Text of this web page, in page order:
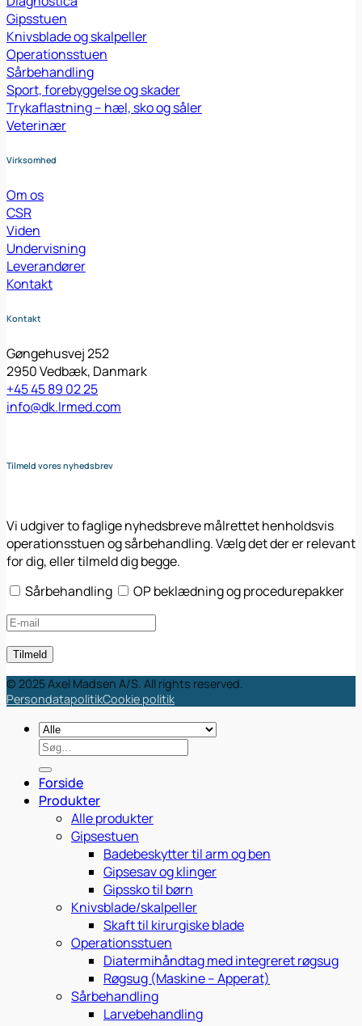
Gipsstuen
Knivsblade og skalpeller
Operationsstuen
Sårbehandling
Sport, forebyggelse og skader
Trykaflastning – hæl, sko og såler
Veterinær
Virksomhed
Om os
CSR
Viden
Undervisning
Leverandører
Kontakt
Kontakt
Gøngehusvej 252
2950 Vedbæk, Danmark
+45 45 89 02 25
info@dk.lrmed.com
Tilmeld vores nyhedsbrev
Vi udgiver to faglige nyhedsbreve målrettet henholdsvis
operationsstuen og sårbehandling. Vælg det der er relevant
for dig, eller tilmeld dig begge.
Sårbehandling
OP beklædning og procedurepakker
© 2025 Axel Madsen A/S. All rights reserved.
PersondatapolitikCookie politik
Søg
efter:
Forside
Produkter
Alle produkter
Gipsestuen
Badebeskytter til arm og ben
Gipsesav og klinger
Gipssko til børn
Knivsblade/skalpeller
Skaft til kirurgiske blade
Operationsstuen
Diatermihåndtag med integreret røgsug
Røgsug (Maskine – Apperat)
Sårbehandling
Larvebehandling